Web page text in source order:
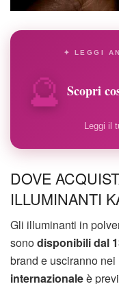
🔮
✦ LEGGI
Scopri
Leggi il
DOVE
ILLUMINANTI
Gli illuminanti in
sonodisponibili dal
brand e usciranno
internazionaleè